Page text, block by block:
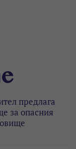
предлага
за опасния